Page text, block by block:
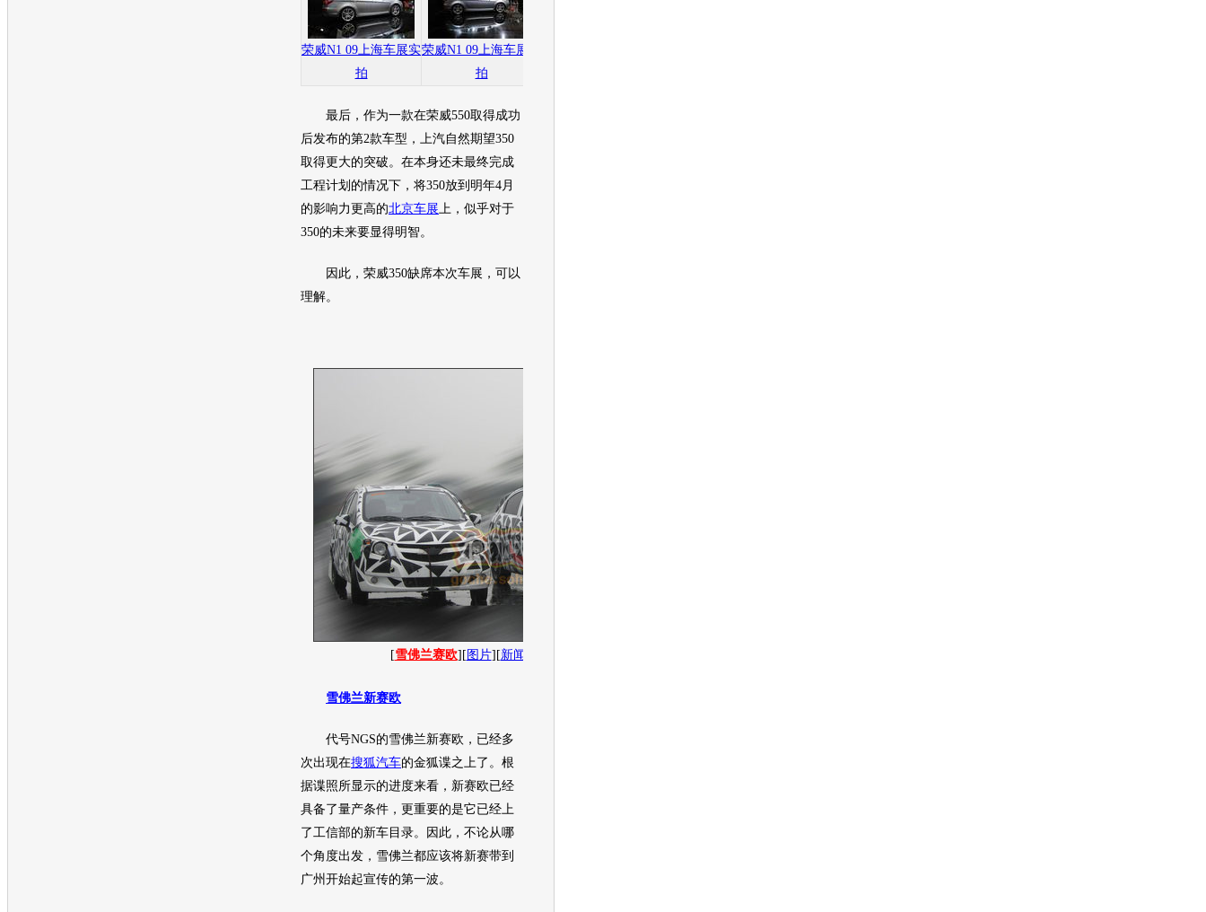
荣威N1 09上海车展实
拍
荣威N1 09上海车展实
拍
最后，作为一款在荣威550取得成功
后发布的第2款车型 ，上汽自然期望350
取得更大的突破。在本身还未最终完成
工程计划的情况下，将350放到明年4月
的影响力更高的北京车展 上，似乎对于
350的未来要显得明智。
因此， 荣威350缺席本次车展 ，可以
理解。
[雪佛兰赛欧][ 图片][新闻
雪佛兰新赛欧
代号NGS的雪佛兰新赛欧 ，已经多
次出现在搜狐汽车的金狐谍之上了。根
据谍照所显示的进度来看， 新赛欧已经
具备了量产条件，更重要的是它已经上
了工信部的新车 目录。因此，不论从哪
个角度出发， 雪佛兰都应该将新赛带到
广州开始起宣传的第一波。